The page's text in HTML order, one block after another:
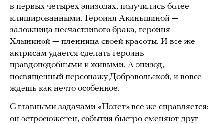
в первых четырех эпизодах, получились более
клишированными. Героиня Акиньшиной —
заложница несчастливого брака, героиня
Хлыниной — пленница своей красоты. И все же
актрисам удается сделать героинь
правдоподобными и живыми. А эпизод,
посвященный персонажу Добровольской, и вовсе
ждешь как нечто особенное.
С главными задачами «Полет» все же справляется:
он остросюжетен, события быстро сменяют друг